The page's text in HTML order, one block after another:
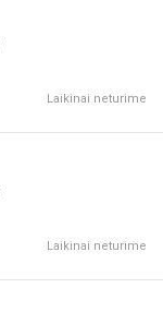
Laikinai neturime
Laikinai neturime